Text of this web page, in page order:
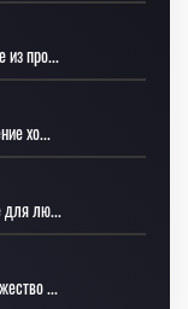
из про...
хо...
для лю...
...